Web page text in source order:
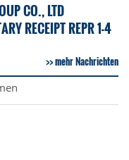
CO., LTD
RECEIPT REPR 1-4
mehr Nachrichten